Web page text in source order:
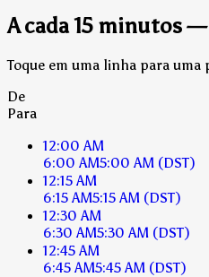
A cada 15 minutos —
Toque em uma linha para
De
Para
12:00 AM
6:00 AM5:00 AM (DST)
12:15 AM
6:15 AM5:15 AM (DST)
12:30 AM
6:30 AM5:30 AM (DST)
12:45 AM
6:45 AM5:45 AM (DST)